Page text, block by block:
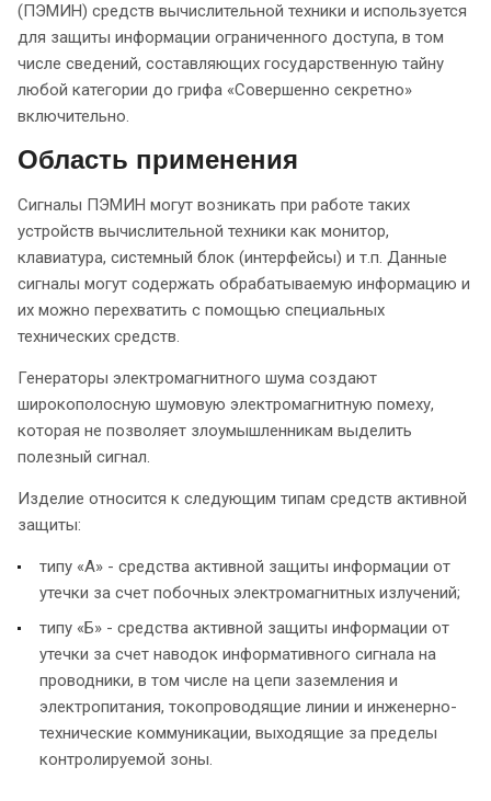
(ПЭМИН) средств вычислительной техники и используется
для защиты информации ограниченного доступа, в том
числе сведений, составляющих государственную тайну
любой категории до грифа «Совершенно секретно»
включительно.
Область применения
Сигналы ПЭМИН могут возникать при работе таких
устройств вычислительной техники как монитор,
клавиатура, системный блок (интерфейсы) и т.п. Данные
сигналы могут содержать обрабатываемую информацию и
их можно перехватить с помощью специальных
технических средств.
Генераторы электромагнитного шума создают
широкополосную шумовую электромагнитную помеху,
которая не позволяет злоумышленникам выделить
полезный сигнал.
Изделие относится к следующим типам средств активной
защиты:
типу «А» - средства активной защиты информации от
утечки за счет побочных электромагнитных излучений;
типу «Б» - средства активной защиты информации от
утечки за счет наводок информативного сигнала на
проводники, в том числе на цепи заземления и
электропитания, токопроводящие линии и инженерно-
технические коммуникации, выходящие за пределы
контролируемой зоны.